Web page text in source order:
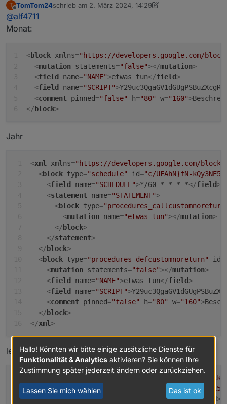
values, have a look at the (simpler)Modbus adapter
are in experimental state.
The adapter alpha/beta was originally published at
abzugreifen.
setzen muss, damit sich die Werte aktualisieren.
Aber wie mache ich das über Blockly, dass das jeweils
hinterlegte Datum einfach "aktiviert" wird und sich die
Datenbank für Tag, Woche, Monat, Jahr aktusliert?
Vielleicht hat jemand ein Screenshot für mich?
Danke für die Unterstützung.
T
Offline
TomTom24schrieb am 2. März 2024, 14:29
zuletzt editiert von TomTom243. Feb. 2024, 15:38
@alf4711
Monat:
<block xmlns="https://developers.google.com/
<mutation statements="false"></mutation>
<field name="NAME">etwas tun</field>
<field name="SCRIPT">
<comment pinned="false" h="80" w="160">
</ block>
Jahr
<xml xmlns="https://developers.google.com/
<block type="schedule" id="c/UFAhN}fN-
<field name="SCHEDULE">*/60 * * * *</field>
<statement name="STATEMENT">
<block type=
<mutation name="etwas tun"></mutation>
</ block>
</statement>
</ block>
<block type="procedures_defcustomnoreturn" id
<mutation statements="false"></mutation>
<field name="NAME">etwas tun</field>
<field name="SCRIPT">
<comment pinned="false" h="80" w="160">
</ block>
</xml>
letzten 7 Tage
"https://developers.google.com/
<block type="schedule"
"c/UFAhN}fN-
<field name="SCHEDULE" */60 * * * *</field >
Hallo! Könnten wir bitte einige zusätzliche Dienste für
Funktionalität & Analytics aktivieren? Sie können Ihre
Zustimmung später jederzeit ändern oder zurückziehen.
Lassen Sie mich wählen Das ist ok